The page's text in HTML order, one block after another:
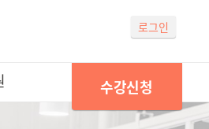
로그인
수강신청